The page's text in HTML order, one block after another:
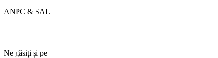
ANPC & SAL
Ne găsiți și pe